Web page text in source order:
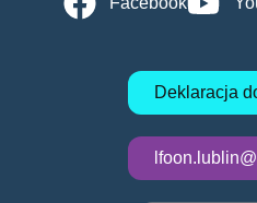
Deklaracja